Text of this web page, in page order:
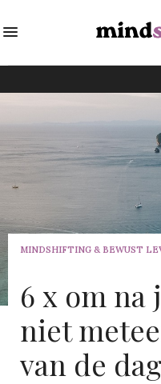
MINDSHIFTING & BEWUST
6 x om na
niet
van de